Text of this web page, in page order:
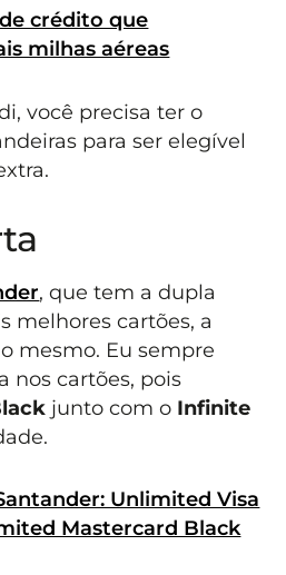
crédito que
milhas aéreas
você precisa ter o
para ser elegível
, que tem a dupla
melhores cartões, a
mesmo. Eu sempre
nos cartões, pois
junto com o Infinite
Unlimited Visa
Mastercard Black